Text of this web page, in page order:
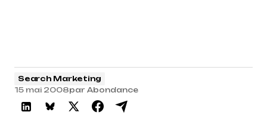
Search Marketing
15 mai 2008par Abondance